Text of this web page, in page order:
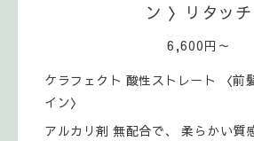
ン 〉リタッチ
6,600円～
ケラフェクト 酸性ストレート 〈前
イン〉
アルカリ剤 無配合で、 柔らかい質